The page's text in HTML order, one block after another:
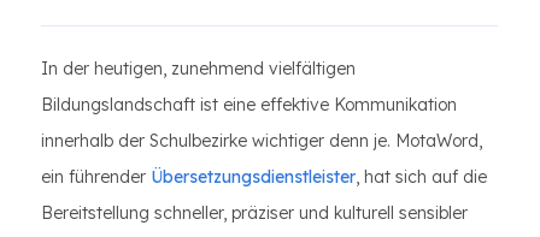
In der heutigen, zunehmend vielfältigen
Bildungslandschaft ist eine effektive Kommunikation
innerhalb der Schulbezirke wichtiger denn je. MotaWord,
ein führender Übersetzungsdienstleister, hat sich auf die
Bereitstellung schneller, präziser und kulturell sensibler